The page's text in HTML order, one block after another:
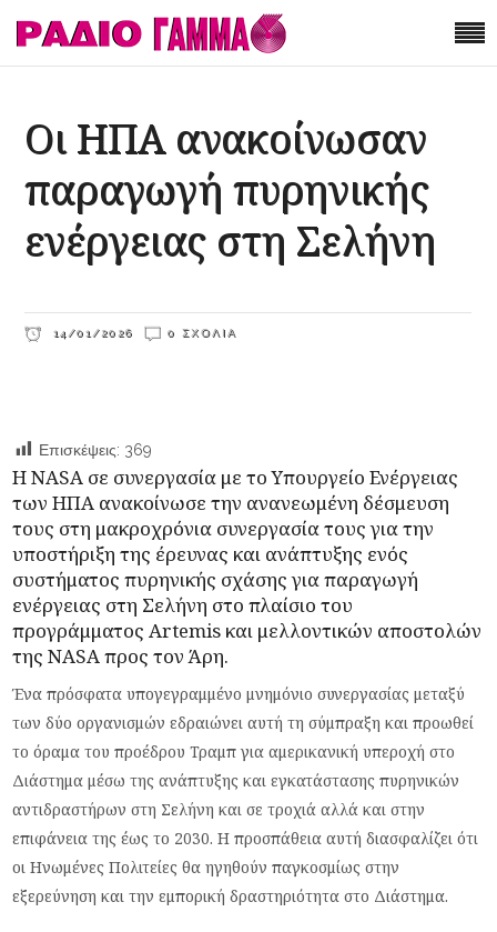
Οι ΗΠΑ ανακοίνωσαν
παραγωγή πυρηνικής
ενέργειας στη Σελήνη
14/01/2026 0 ΣΧΌΛΙΑ
Επισκέψεις: 369
Η NASA σε συνεργασία με το Υπουργείο Ενέργειας
των ΗΠΑ ανακοίνωσε την ανανεωμένη δέσμευση
τους στη μακροχρόνια συνεργασία τους για την
υποστήριξη της έρευνας και ανάπτυξης ενός
συστήματος πυρηνικής σχάσης για παραγωγή
ενέργειας στη Σελήνη στο πλαίσιο του
προγράμματος Artemis και μελλοντικών αποστολών
της NASA προς τον Άρη.
Ένα πρόσφατα υπογεγραμμένο μνημόνιο συνεργασίας μεταξύ
των δύο οργανισμών εδραιώνει αυτή τη σύμπραξη και προωθεί
το όραμα του προέδρου Τραμπ για αμερικανική υπεροχή στο
Διάστημα μέσω της ανάπτυξης και εγκατάστασης πυρηνικών
αντιδραστήρων στη Σελήνη και σε τροχιά αλλά και στην
επιφάνεια της έως το 2030. Η προσπάθεια αυτή διασφαλίζει ότι
οι Ηνωμένες Πολιτείες θα ηγηθούν παγκοσμίως στην
εξερεύνηση και την εμπορική δραστηριότητα στο Διάστημα.